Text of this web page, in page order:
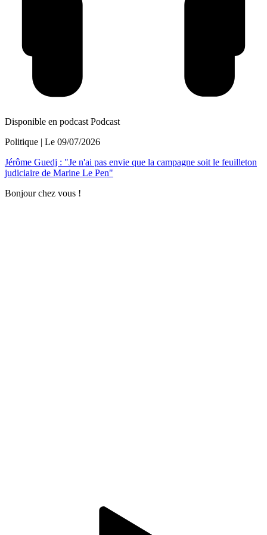
Disponible en podcast Podcast
Politique | Le 09/07/2026
Jérôme Guedj : "Je n'ai pas envie que la campagne soit le feuilleton
judiciaire de Marine Le Pen"
Bonjour chez vous !